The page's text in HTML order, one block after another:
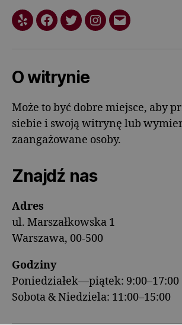
O witrynie
Może to być dobre miejsce, aby
siebie i swoją witrynę lub
zaangażowane osoby.
Znajdź nas
Adres
ul. Marszałkowska 1
Warszawa, 00-500
Godziny
Poniedziałek—piątek: 9:00–17:00
Sobota & Niedziela: 11:00–15:00